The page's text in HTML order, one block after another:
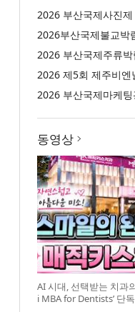
2026 부산국제사진제
2026부산국제불교박
2026 부산국제주류박
2026 제5회 제주비엔
동영상
AI 시대, 선택받는 치과
i MBA for Dentists’ 단